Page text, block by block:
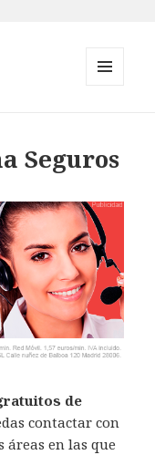
Seguros
de
contactar con
en las que